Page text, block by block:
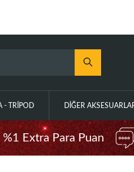
- TRIPOD DIĞER
Extra Para Puan